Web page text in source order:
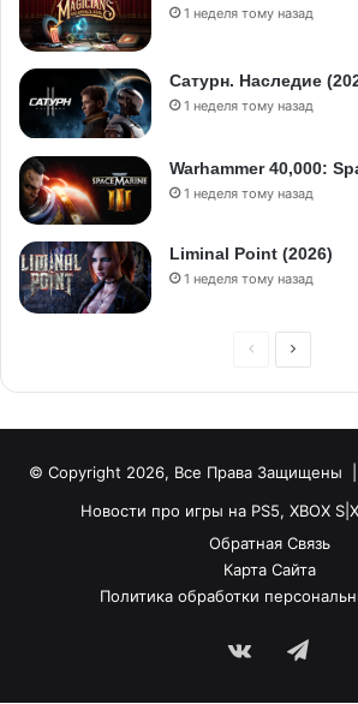
1 неделя тому назад
Сатурн. Наследие
1 неделя тому назад
Warhammer 40,000:
1 неделя тому назад
Liminal Point (2026)
1 неделя тому назад
© Copyright 2026, Все Права Защищены |
Новости про игры на PS5, XBOX
Обратная Связь
Карта Сайта
Политика обработки